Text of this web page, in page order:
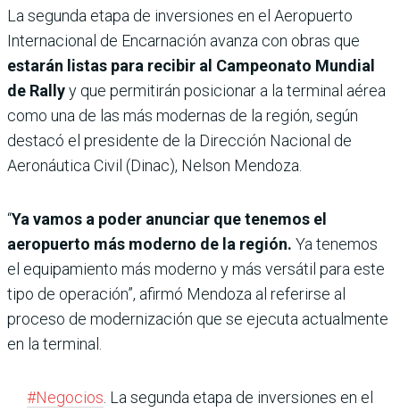
La segunda etapa de inversiones en el Aeropuerto
Internacional de Encarnación avanza con obras que
estarán listas para recibir al Campeonato Mundial
de Rallyy que permitirán posicionar a la terminal aérea
como una de las más modernas de la región, según
destacó el presidente de la Dirección Nacional de
Aeronáutica Civil (Dinac), Nelson Mendoza.
“Ya vamos a poder anunciar que tenemos el
aeropuerto más moderno de la región. Ya tenemos
el equipamiento más moderno y más versátil para este
tipo de operación”, afirmó Mendoza al referirse al
proceso de modernización que se ejecuta actualmente
en la terminal.
#Negocios. La segunda etapa de inversiones en el